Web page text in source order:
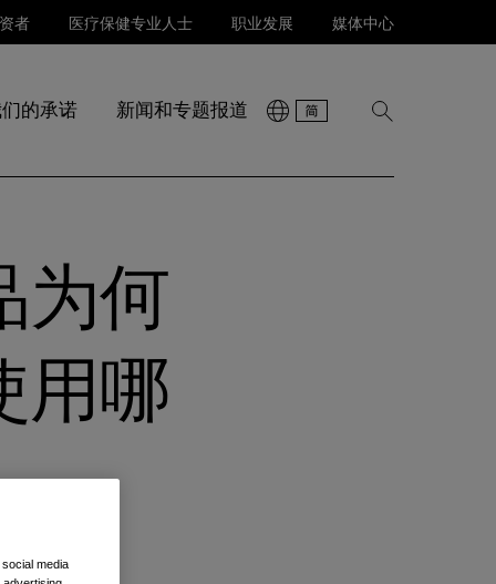
者 医疗保健专业人士 职业发展 媒体中心
的承诺 新闻和专题报道
显
索
为何
用哪
商。
media